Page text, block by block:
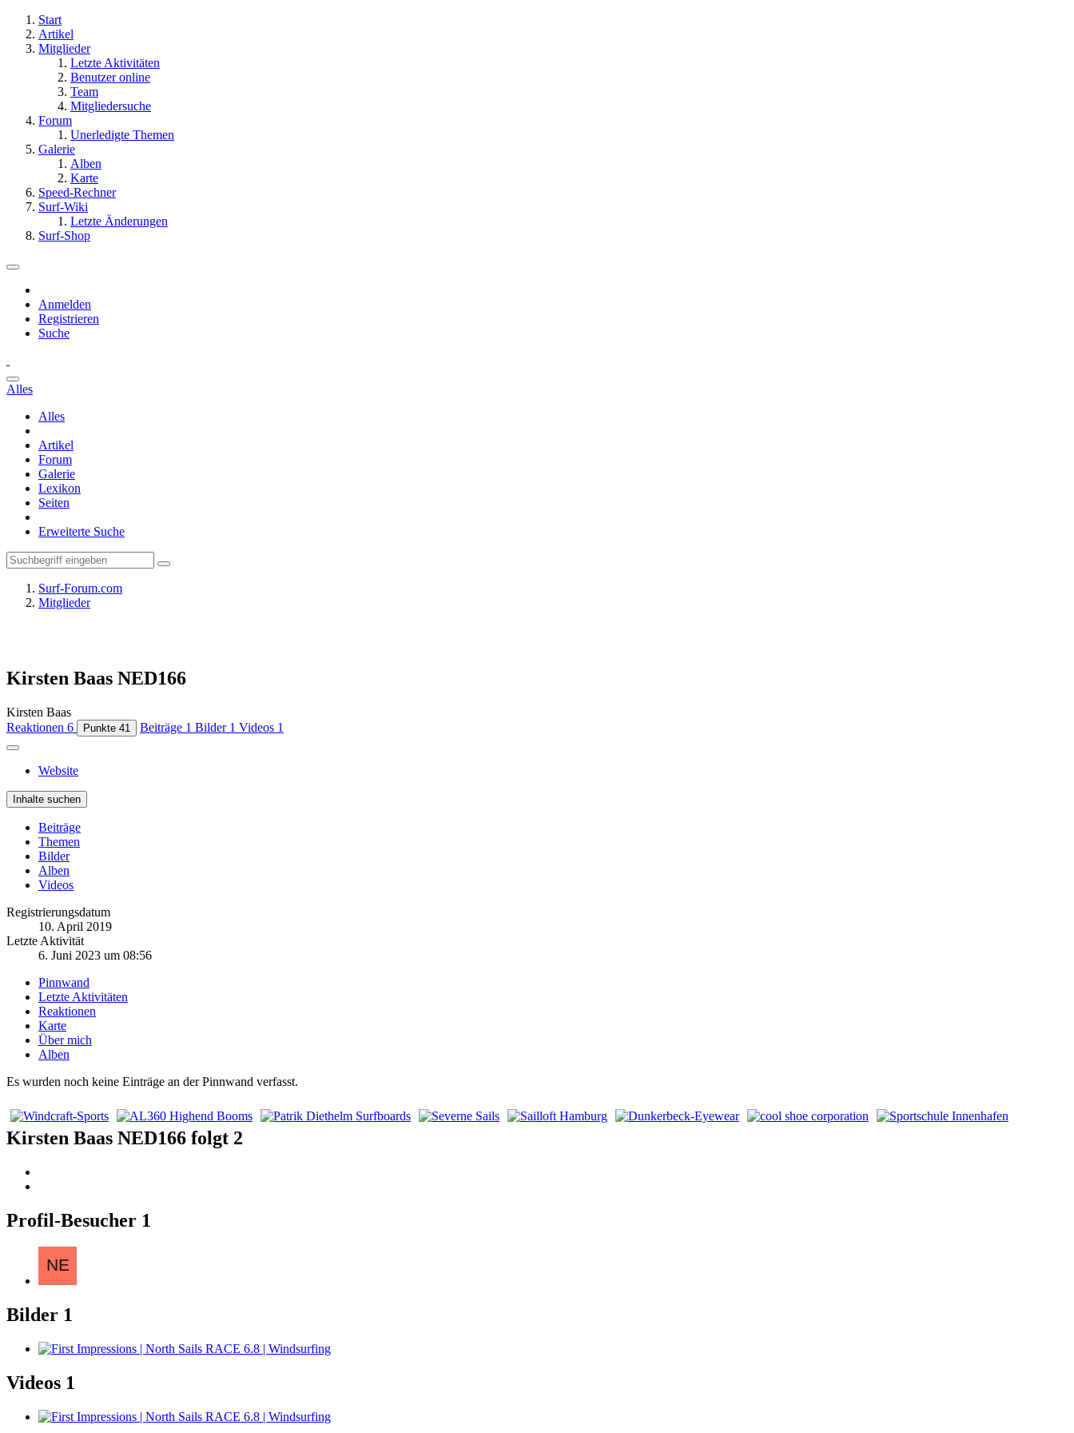
Start
Artikel
Mitglieder
Letzte Aktivitäten
Benutzer online
Team
Mitgliedersuche
Forum
Unerledigte Themen
Galerie
Alben
Karte
Speed-Rechner
Surf-Wiki
Letzte Änderungen
Surf-Shop
Anmelden
Registrieren
Suche
Alles
Alles
Artikel
Forum
Galerie
Lexikon
Seiten
Erweiterte Suche
Surf-Forum.com
Mitglieder
Kirsten Baas NED166
Kirsten Baas
Reaktionen 6 Punkte 41 Beiträge 1 Bilder 1 Videos 1
Website
Inhalte suchen
Beiträge
Themen
Bilder
Alben
Videos
Registrierungsdatum
10. April 2019
Letzte Aktivität
6. Juni 2023 um 08:56
Pinnwand
Letzte Aktivitäten
Reaktionen
Karte
Über mich
Alben
Es wurden noch keine Einträge an der Pinnwand verfasst.
Kirsten Baas NED166 folgt 2
Profil-Besucher 1
Bilder 1
Videos 1